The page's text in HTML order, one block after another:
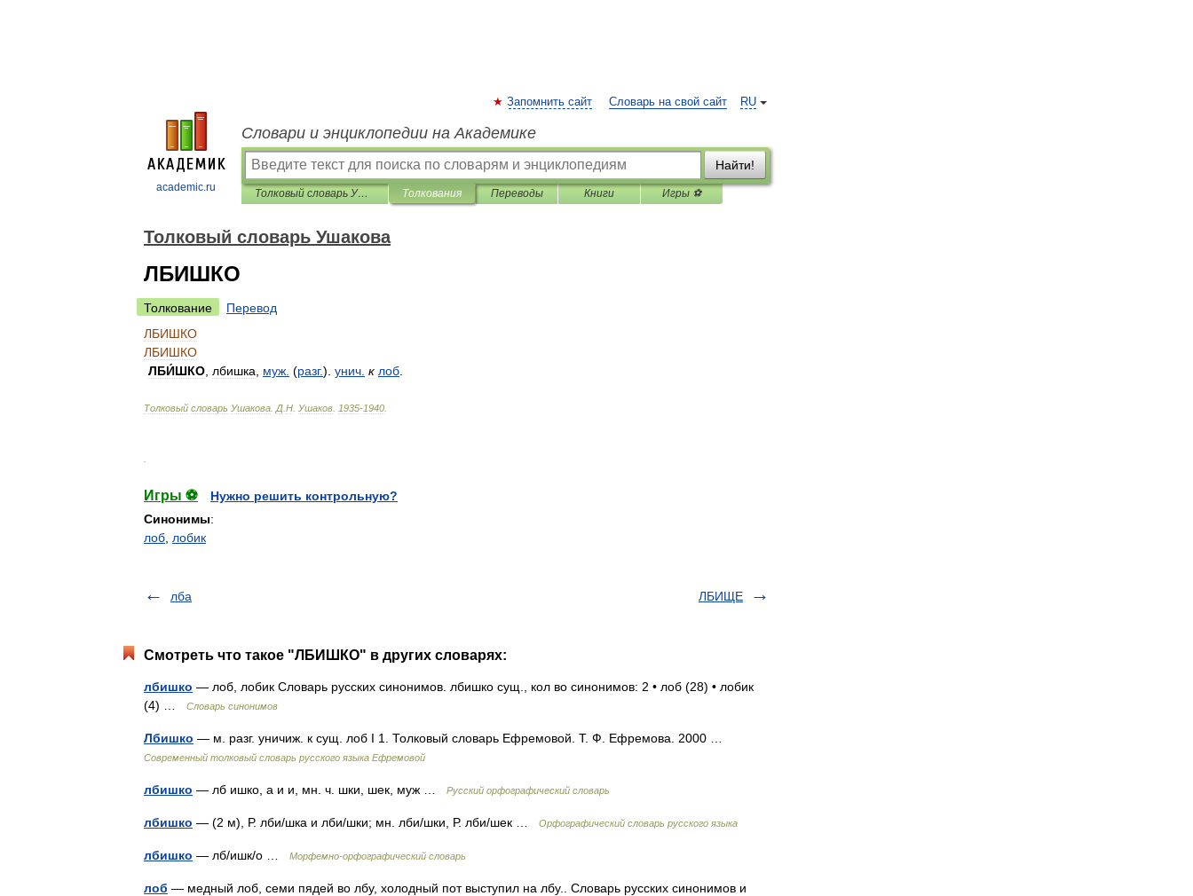
academic.ru
RU
Запомнить сайт Словарь на свой сайт
Словари и энциклопедии на Академике
Найти!
Толковый словарь Ушакова Толкования Переводы Книги Игры ⚽
Толковый словарь Ушакова
ЛБИШКО
Толкование
Перевод
ЛБИШКО
ЛБИШКО
ЛБИ́ШКО лбишка муж (разг.). унич к лоб
Толковый словарь Ушакова Д Н Ушаков 1935-1940
Игры ⚽
Нужно решить контрольную?
Синонимы:
лоб лобик
лба ЛБИЩЕ
Смотреть что такое "ЛБИШКО" в других словарях:
лбишко — лоб, лобик Словарь русских синонимов. лбишко сущ., кол во синонимов: 2 • лоб (28) • лобик
(4) …
Словарь синонимов
Лбишко — м. разг. уничиж. к сущ. лоб I 1. Толковый словарь Ефремовой. Т. Ф. Ефремова. 2000 …
Современный толковый словарь русского языка Ефремовой
лбишко — лб ишко, а и и, мн. ч. шки, шек, муж … Русский орфографический словарь
лбишко — (2 м), Р. лби/шка и лби/шки; мн. лби/шки, Р. лби/шек … Орфографический словарь русского языка
лбишко — лб/ишк/о … Морфемно-орфографический словарь
лоб — медный лоб, семи пядей во лбу, холодный пот выступил на лбу.. Словарь русских синонимов и